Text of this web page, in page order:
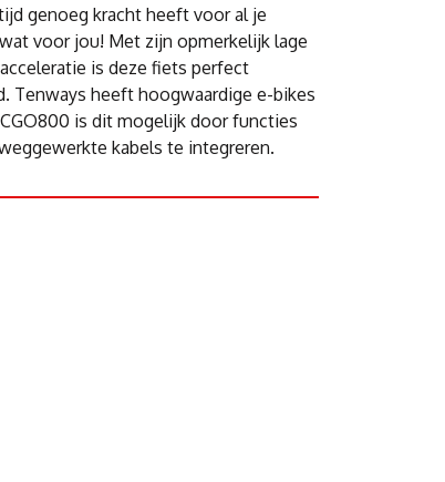
genoeg kracht heeft voor al je
voor jou! Met zijn opmerkelijk lage
is deze fiets perfect
Tenways heeft hoogwaardige e-bikes
is dit mogelijk door functies
kabels te integreren.